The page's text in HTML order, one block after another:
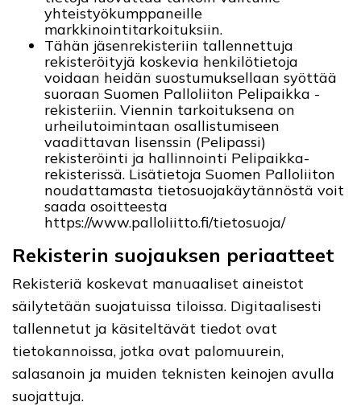
yhteistyökumppaneille
markkinointitarkoituksiin.
Tähän jäsenrekisteriin tallennettuja
rekisteröityjä koskevia henkilötietoja
voidaan heidän suostumuksellaan syöttää
suoraan Suomen Palloliiton Pelipaikka -
rekisteriin. Viennin tarkoituksena on
urheilutoimintaan osallistumiseen
vaadittavan lisenssin (Pelipassi)
rekisteröinti ja hallinnointi Pelipaikka-
rekisterissä. Lisätietoja Suomen Palloliiton
noudattamasta tietosuojakäytännöstä voit
saada osoitteesta
https://www.palloliitto.fi/tietosuoja/
Rekisterin suojauksen periaatteet
Rekisteriä koskevat manuaaliset aineistot
säilytetään suojatuissa tiloissa. Digitaalisesti
tallennetut ja käsiteltävät tiedot ovat
tietokannoissa, jotka ovat palomuurein,
salasanoin ja muiden teknisten keinojen avulla
suojattuja.